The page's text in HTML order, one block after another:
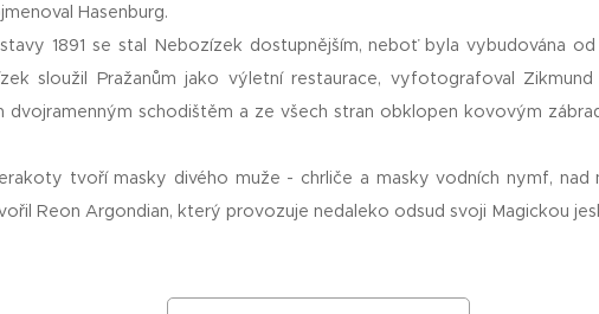
Hasenburg.
1891 se stal Nebozízek dostupnějším, neboť byla vybudována
sloužil Pražanům jako výletní restaurace, vyfotografoval
dvojramenným schodištěm a ze všech stran obklopen kovovým
tvoří masky divého muže - chrliče a masky vodních nymf, nad
Reon Argondian, který provozuje nedaleko odsud svoji Magickou